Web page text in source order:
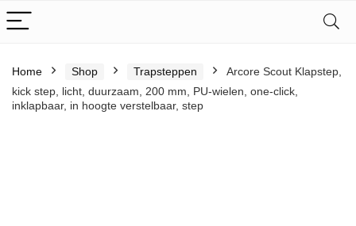
Home Shop Trapsteppen
Arcore Scout Klapstep,
kick step, licht, duurzaam, 200 mm, PU-wielen, one-click,
inklapbaar, in hoogte verstelbaar, step